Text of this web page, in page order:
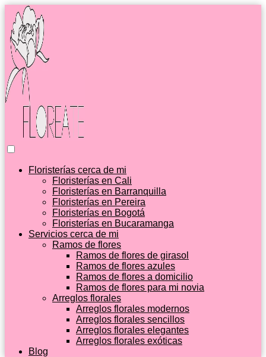
Floristerías cerca de mi
Floristerías en Cali
Floristerías en Barranquilla
Floristerías en Pereira
Floristerías en Bogotá
Floristerías en Bucaramanga
Servicios cerca de mi
Ramos de flores
Ramos de flores de girasol
Ramos de flores azules
Ramos de flores a domicilio
Ramos de flores para mi novia
Arreglos florales
Arreglos florales modernos
Arreglos florales sencillos
Arreglos florales elegantes
Arreglos florales exóticas
Blog